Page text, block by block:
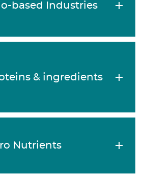
based Industries
& ingredients
Nutrients